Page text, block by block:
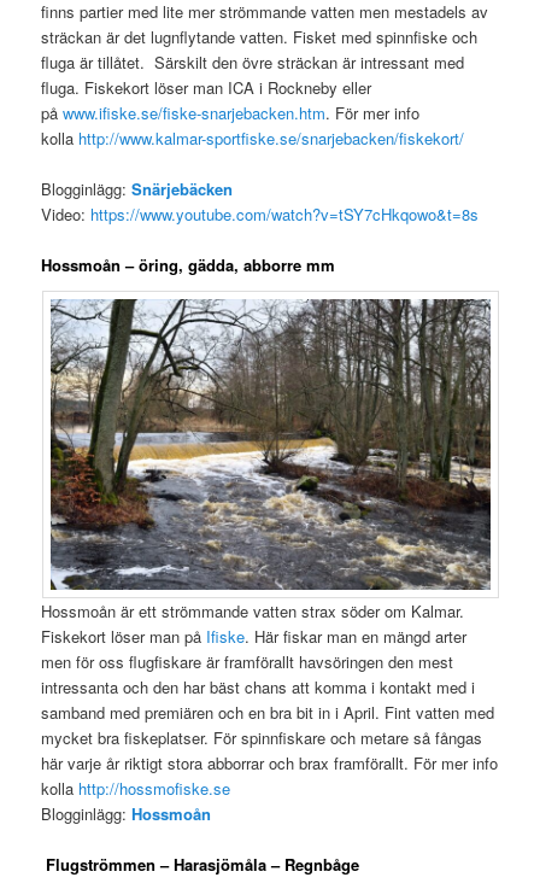
finns partier med lite mer strömmande vatten men mestadels av
sträckan är det lugnflytande vatten. Fisket med spinnfiske och
fluga är tillåtet. Särskilt den övre sträckan är intressant med
fluga. Fiskekort löser man ICA i Rockneby eller
påwww.ifiske.se/fiske-snarjebacken.htm. För mer info
kolla http://www.kalmar-sportfiske.se/snarjebacken/fiskekort/
Blogginlägg:Snärjebäcken
Video: https://www.youtube.com/watch?v=tSY7cHkqowo&t=8s
Hossmoån – öring, gädda, abborre mm
Hossmoån är ett strömmande vatten strax söder om Kalmar.
Fiskekort löser man på Ifiske. Här fiskar man en mängd arter
men för oss flugfiskare är framförallt havsöringen den mest
intressanta och den har bäst chans att komma i kontakt med i
samband med premiären och en bra bit in i April. Fint vatten med
mycket bra fiskeplatser. För spinnfiskare och metare så fångas
här varje år riktigt stora abborrar och brax framförallt. För mer info
kolla http://hossmofiske.se
Blogginlägg:Hossmoån
Flugströmmen – Harasjömåla – Regnbåge